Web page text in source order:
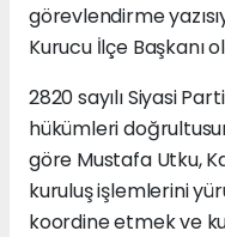
görevlendirme
Kurucu İlçe Başkanı
2820 sayılı Siyasi
hükümleri
göre Mustafa Utku,
kuruluş işlemlerini
koordine etmek ve